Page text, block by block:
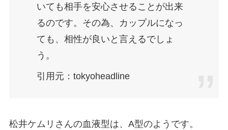
いても相手を安心させることが出来
るのです。その為、カップルになっ
ても、相性が良いと言えるでしょ
う。
引用元：tokyoheadline
松井ケムリさんの血液型は、A型のようです。